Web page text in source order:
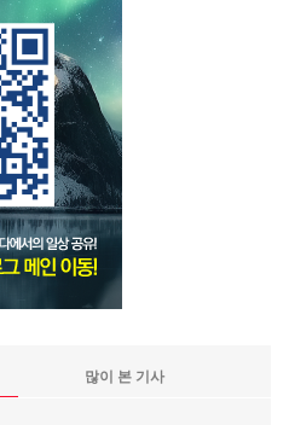
많이 본 기사